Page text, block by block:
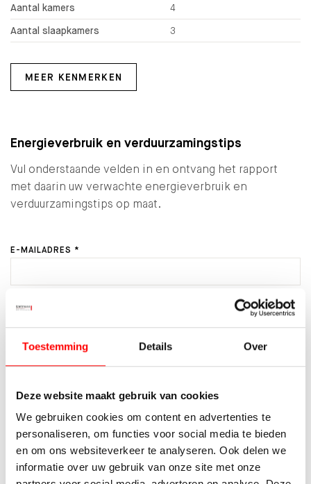
Toestemming Details Over
Deze website maakt gebruik van cookies
We gebruiken cookies om content en advertenties te
personaliseren, om functies voor social media te bieden
en om ons websiteverkeer te analyseren. Ook delen we
informatie over uw gebruik van onze site met onze
Aantal kamers
4
Aantal slaapkamers
3
MEER KENMERKEN
Energieverbruik en verduurzamingstips
Vul onderstaande velden in en ontvang het rapport
met daarin uw verwachte energieverbruik en
verduurzamingstips op maat.
E-MAILADRES *
AANTAL PERSONEN IN HUISHOUDEN *
LOPEND ENERGIECONTRACT MEE OVERNEMEN?
DOOR HET VERSTUREN VAN DIT FORMULIER GEEF IK AAN